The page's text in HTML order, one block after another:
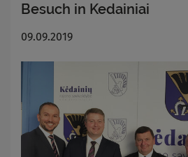
Besuch in Kedainiai
09.09.2019